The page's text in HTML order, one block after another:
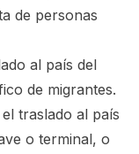
de personas
al país del
de migrantes.
traslado al país
o terminal, o